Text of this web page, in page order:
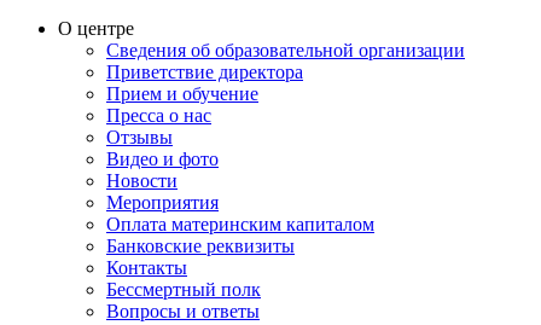
О центре
Сведения об образовательной организации
Приветствие директора
Прием и обучение
Пресса о нас
Отзывы
Видео и фото
Новости
Мероприятия
Оплата материнским капиталом
Банковские реквизиты
Контакты
Бессмертный полк
Вопросы и ответы